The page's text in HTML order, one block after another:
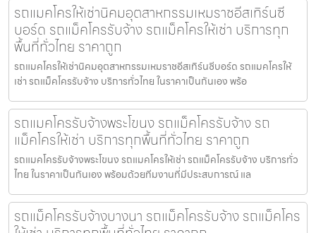
รถแมคโครให้เช่านิคมอุตสาหกรรมเหมราชอีสเทิร์นซี
บอร์ด รถแม็คโครรับจ้าง รถแม็คโครให้เช่า บริการทุก
พื้นที่ทั่วไทย ราคาถูก
รถแมคโครให้เช่านิคมอุตสาหกรรมเหมราชอีสเทิร์นซีบอร์ด รถแมคโครให้
เช่า รถแม็คโครรับจ้าง บริการทั่วไทย ในราคาเป็นกันเอง พร้อ
รถแมคโครรับจ้างพระโขนง รถแม็คโครรับจ้าง รถ
แม็คโครให้เช่า บริการทุกพื้นที่ทั่วไทย ราคาถูก
รถแมคโครรับจ้างพระโขนง รถแมคโครให้เช่า รถแม็คโครรับจ้าง บริการทั่ว
ไทย ในราคาเป็นกันเอง พร้อมด้วยทีมงานที่มีประสบการณ์ แล
รถแม็คโครรับจ้างบางนา รถแม็คโครรับจ้าง รถแม็คโคร